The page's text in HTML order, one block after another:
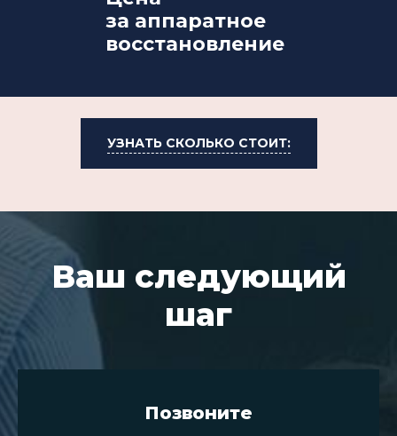
за аппаратное
восстановление
УЗНАТЬ СКОЛЬКО СТОИТ:
Ваш следующий
шаг
Позвоните